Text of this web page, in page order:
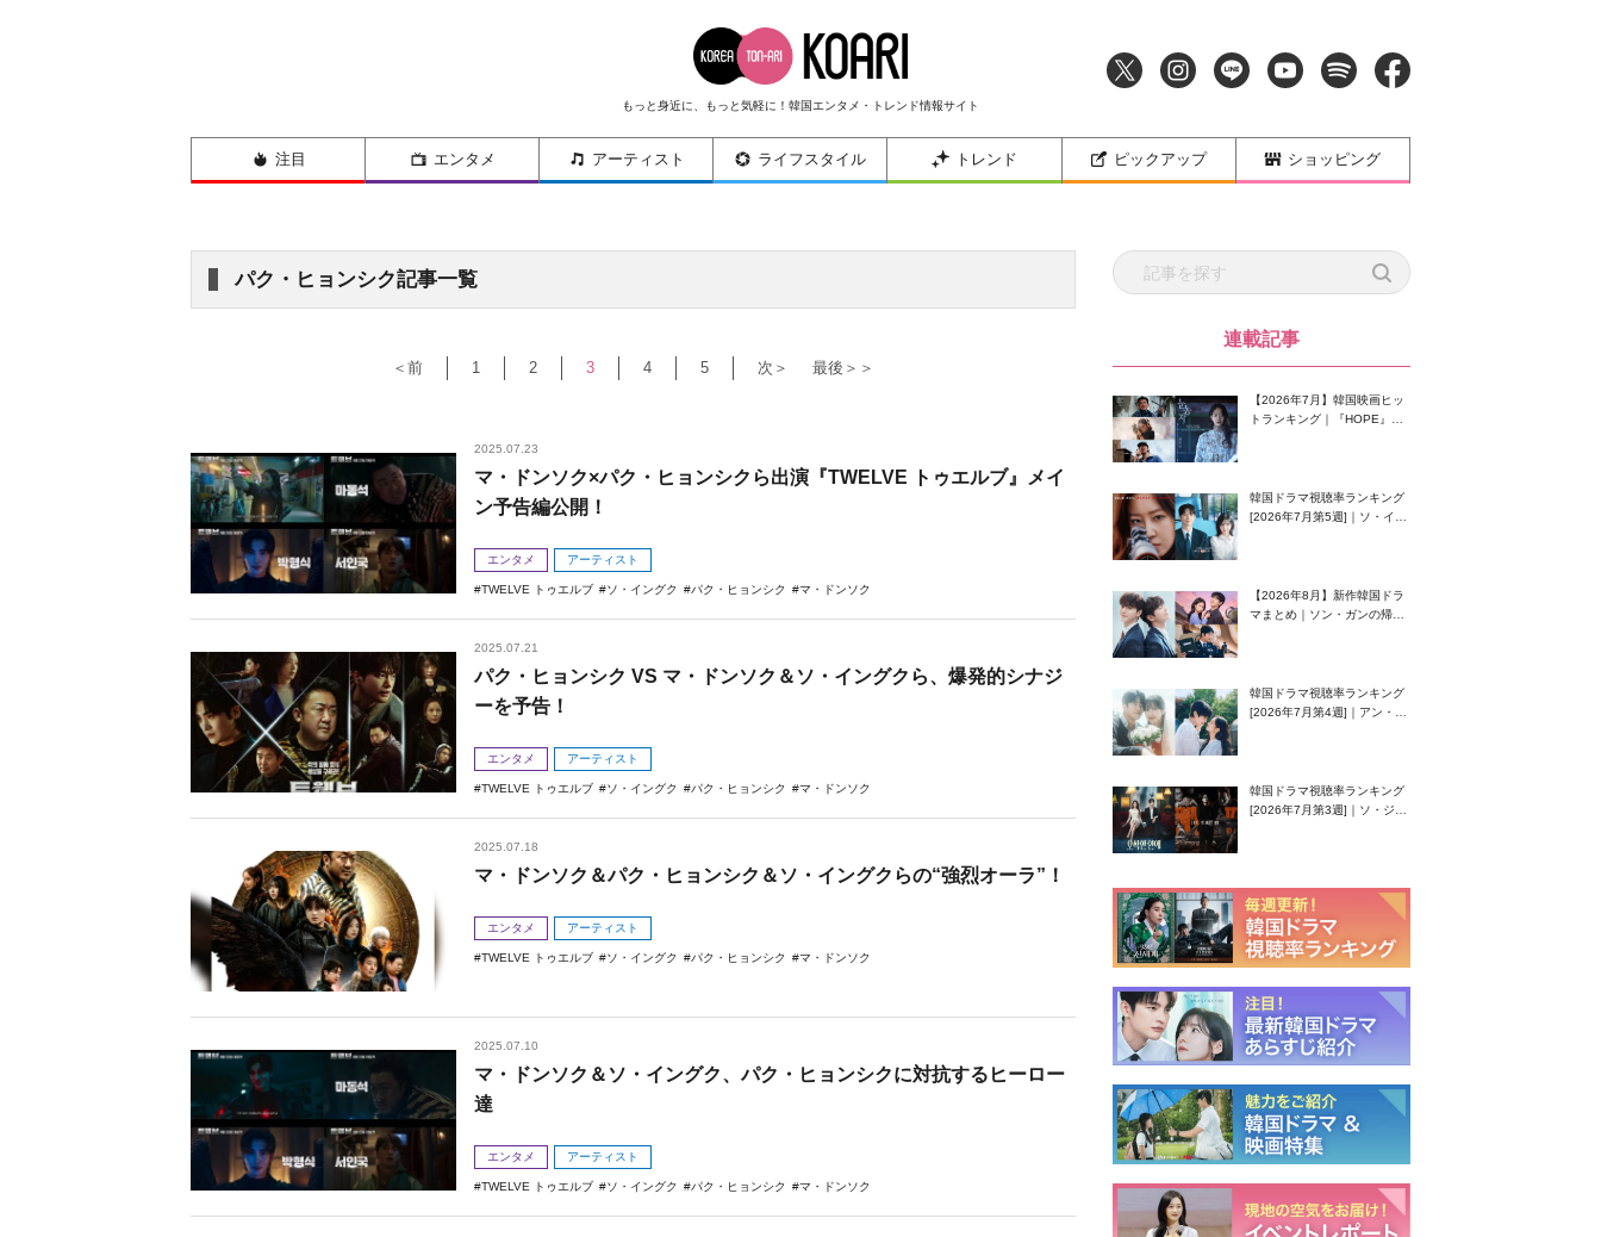
もっと身近に、もっと気軽に！韓国エンタメ・トレンド情報サイト
注目 エンタメ アーティスト ライフスタイル トレンド ピックアップ ショッピング
パク・ヒョンシク記事一覧
＜前 1 2 3 4 5 次＞ 最後＞＞
2025.07.23
マ・ドンソク×パク・ヒョンシクら出演『TWELVE トゥエルブ』メイ
ン予告編公開！
エンタメ アーティスト
TWELVE トゥエルブ ソ・イングク パク・ヒョンシク マ・ドンソク
2025.07.21
パク・ヒョンシク VS マ・ドンソク＆ソ・イングクら、爆発的シナジ
ーを予告！
エンタメ アーティスト
TWELVE トゥエルブ ソ・イングク パク・ヒョンシク マ・ドンソク
2025.07.18
マ・ドンソク＆パク・ヒョンシク＆ソ・イングクらの“強烈オーラ”！
エンタメ アーティスト
TWELVE トゥエルブ ソ・イングク パク・ヒョンシク マ・ドンソク
2025.07.10
マ・ドンソク＆ソ・イングク、パク・ヒョンシクに対抗するヒーロー
達
エンタメ アーティスト
TWELVE トゥエルブ ソ・イングク パク・ヒョンシク マ・ドンソク
連載記事
【2026年7月】韓国映画ヒッ
トランキング｜『HOPE』が
韓国ドラマ視聴率ランキング
[2026年7月第5週]｜ソ・イン
【2026年8月】新作韓国ドラ
マまとめ｜ソン・ガンの帰
韓国ドラマ視聴率ランキング
[2026年7月第4週]｜アン・ヒ
韓国ドラマ視聴率ランキング
[2026年7月第3週]｜ソ・ジソ